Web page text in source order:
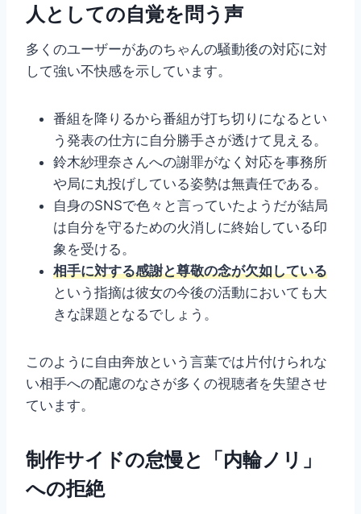
人としての自覚を問う声
多くのユーザーがあのちゃんの騒動後の対応に対
して強い不快感を示しています。
番組を降りるから番組が打ち切りになるとい
う発表の仕方に自分勝手さが透けて見える。
鈴木紗理奈さんへの謝罪がなく対応を事務所
や局に丸投げしている姿勢は無責任である。
自身のSNSで色々と言っていたようだが結局
は自分を守るための火消しに終始している印
象を受ける。
相手に対する感謝と尊敬の念が欠如している
という指摘は彼女の今後の活動においても大
きな課題となるでしょう。
このように自由奔放という言葉では片付けられな
い相手への配慮のなさが多くの視聴者を失望させ
ています。
制作サイドの怠慢と「内輪ノリ」
への拒絶